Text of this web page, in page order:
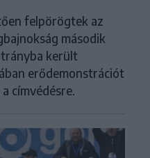
felpörögtek az
második
került
erődemonstrációt
címvédésre.